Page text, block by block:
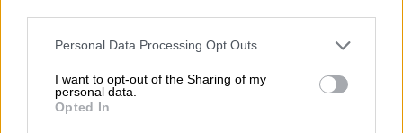
Personal Data Processing Opt Outs
I want to opt-out of the Sharing of my
personal data.
Opted In